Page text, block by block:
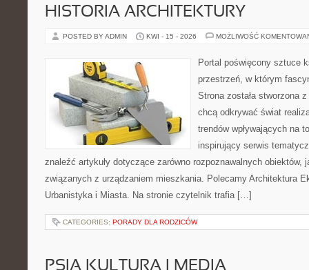
HISTORIA ARCHITEKTURY
POSTED BY ADMIN KWI - 15 - 2026 MOŻLIWOŚĆ
Portal poświęcony sztuce
przestrzeń, w którym
Strona została stworzona
chcą odkrywać świat
trendów wpływających na
inspirujący serwis
znaleźć artykuły dotyczące zarówno rozpoznawalnych obiektów,
związanych z urządzaniem mieszkania. Polecamy Architektura
Urbanistyka i Miasta. Na stronie czytelnik trafia […]
CATEGORIES: PORADY DLA RODZICÓW
PSIA KULTURA I MEDIA